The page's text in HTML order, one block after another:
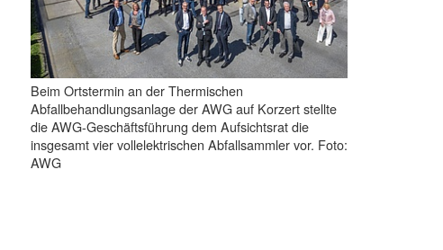
Beim Ortstermin an der Thermischen
Abfallbehandlungsanlage der AWG auf Korzert stellte
die AWG-Geschäftsführung dem Aufsichtsrat die
insgesamt vier vollelektrischen Abfallsammler vor. Foto:
AWG